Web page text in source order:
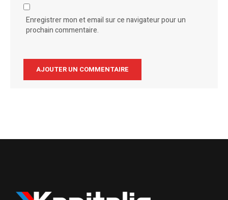
Enregistrer mon et email sur ce navigateur pour un
prochain commentaire.